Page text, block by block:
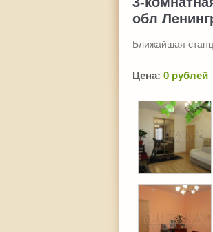
обл
Ближайшая
Цена: 0 рублей